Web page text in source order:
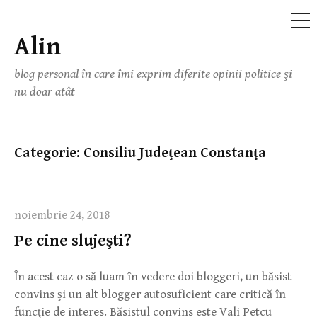
Skip
content
Alin
blog personal în care îmi exprim diferite opinii politice şi
nu doar atât
Categorie: Consiliu Judeţean Constanţa
noiembrie 24, 2018
Pe cine slujeşti?
În acest caz o să luam în vedere doi bloggeri, un băsist
convins şi un alt blogger autosuficient care critică în
funcţie de interes. Băsistul convins este Vali Petcu